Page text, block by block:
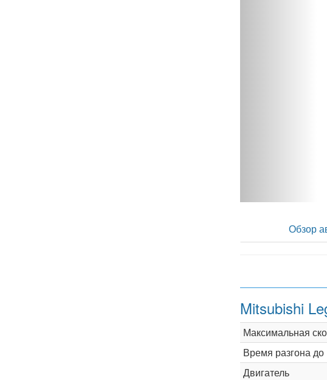
Обзор
Mitsubishi
Максимальная
Время разгона до
Двигатель